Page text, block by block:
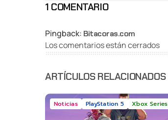
1 COMENTARIO
Pingback: Bitacoras.com
Los comentarios están cerrados
ARTÍCULOS RELACIONADOS
Noticias PlayStation 5 Xbox Series